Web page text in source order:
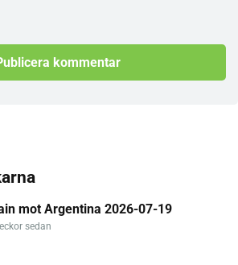
mot Argentina 2026-07-19
sedan